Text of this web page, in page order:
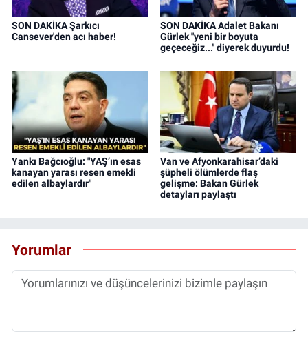
SON DAKİKA Şarkıcı
Cansever'den acı haber!
SON DAKİKA Adalet Bakanı
Gürlek ''yeni bir boyuta
geçeceğiz...'' diyerek duyurdu!
Yankı Bağcıoğlu: "YAŞ’ın esas
kanayan yarası resen emekli
edilen albaylardır"
Van ve Afyonkarahisar’daki
şüpheli ölümlerde flaş
gelişme: Bakan Gürlek
detayları paylaştı
Yorumlar